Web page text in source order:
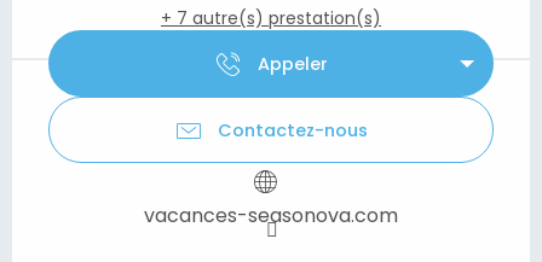
+ 7 autre(s) prestation(s)
Appeler
Contactez-nous
vacances-seasonova.com